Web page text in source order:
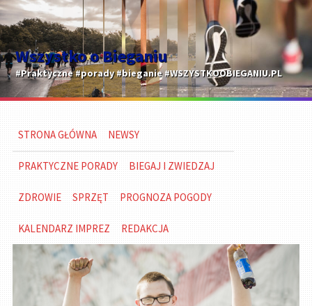
Wszystko o Bieganiu
#Praktyczne #porady #bieganie #WSZYSTKOOBIEGANIU.PL
STRONA GŁÓWNA NEWSY
PRAKTYCZNE PORADY BIEGAJ I ZWIEDZAJ
ZDROWIE SPRZĘT PROGNOZA POGODY
KALENDARZ IMPREZ REDAKCJA